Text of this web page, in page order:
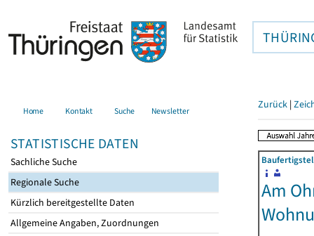
Home Kontakt Suche Newsletter
STATISTISCHE DATEN
Sachliche Suche
Regionale Suche
Kürzlich bereitgestellte Daten
Allgemeine Angaben, Zuordnungen
Zurück |
Am